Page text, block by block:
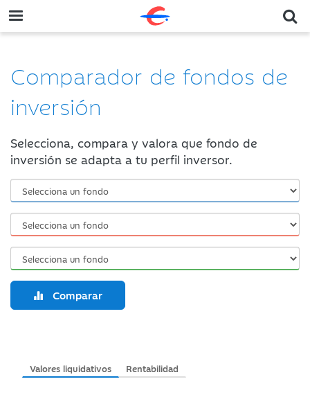
Comparador de fondos de
inversión
Selecciona, compara y valora que fondo de
inversión se adapta a tu perfil inversor.
Comparar
Valores liquidativos Rentabilidad